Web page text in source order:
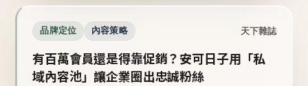
品牌定位 內容策略 天下雜誌
有百萬會員還是得靠促銷？安可日子用「私
域內容池」讓企業圈出忠誠粉絲